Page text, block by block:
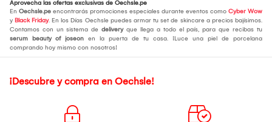
Aprovecha las ofertas exclusivas de Oechsle.pe
En Oechsle.pe encontrarás promociones especiales durante eventos como Cyber Wow
y Black Friday. En los Días Oechsle puedes armar tu set de skincare a precios bajísimos.
Contamos con un sistema de deliveryque llega a todo el país, para que recibas tu
serum beauty of joseon en la puerta de tu casa. ¡Luce una piel de porcelana
comprando hoy mismo con nosotros!
¡Descubre y compra en Oechsle!